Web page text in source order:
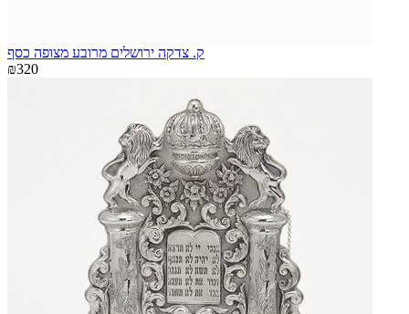
ק. צדקה ירושלים מרובע מצופה כסף
₪320